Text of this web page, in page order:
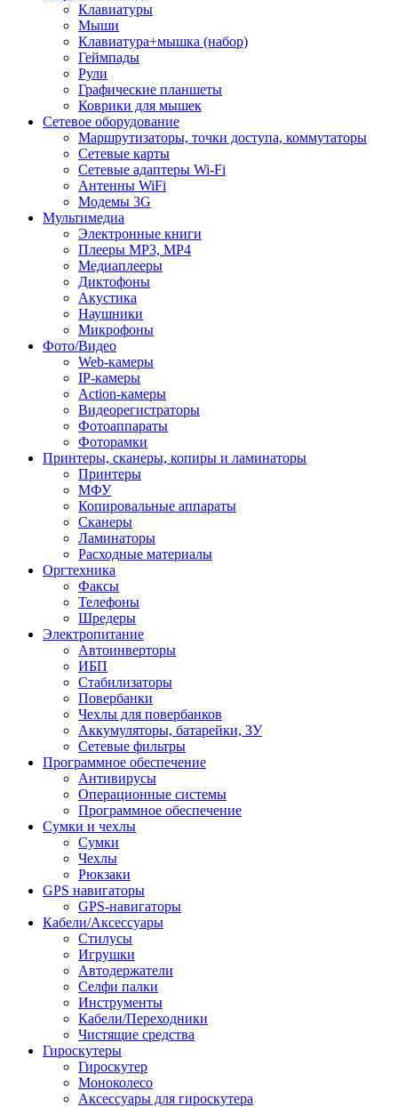
Клавиатуры
Мыши
Клавиатура+мышка (набор)
Геймпады
Рули
Графические планшеты
Коврики для мышек
Сетевое оборудование
Маршрутизаторы, точки доступа, коммутаторы
Сетевые карты
Сетевые адаптеры Wi-Fi
Антенны WiFi
Модемы 3G
Мультимедиа
Электронные книги
Плееры MP3, MP4
Медиаплееры
Диктофоны
Акустика
Наушники
Микрофоны
Фото/Видео
Web-камеры
IP-камеры
Action-камеры
Видеорегистраторы
Фотоаппараты
Фоторамки
Принтеры, сканеры, копиры и ламинаторы
Принтеры
МФУ
Копировальные аппараты
Сканеры
Ламинаторы
Расходные материалы
Оргтехника
Факсы
Телефоны
Шредеры
Электропитание
Автоинверторы
ИБП
Стабилизаторы
Повербанки
Чехлы для повербанков
Аккумуляторы, батарейки, ЗУ
Сетевые фильтры
Программное обеспечение
Антивирусы
Операционные системы
Программное обеспечение
Сумки и чехлы
Сумки
Чехлы
Рюкзаки
GPS навигаторы
GPS-навигаторы
Кабели/Аксессуары
Стилусы
Игрушки
Автодержатели
Селфи палки
Инструменты
Кабели/Переходники
Чистящие средства
Гироскутеры
Гироскутер
Моноколесо
Аксессуары для гироскутера